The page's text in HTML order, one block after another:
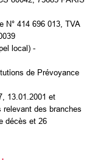
N° 414 696 013, TVA
local) -
de Prévoyance
13.01.2001 et
relevant des branches
décès et 26